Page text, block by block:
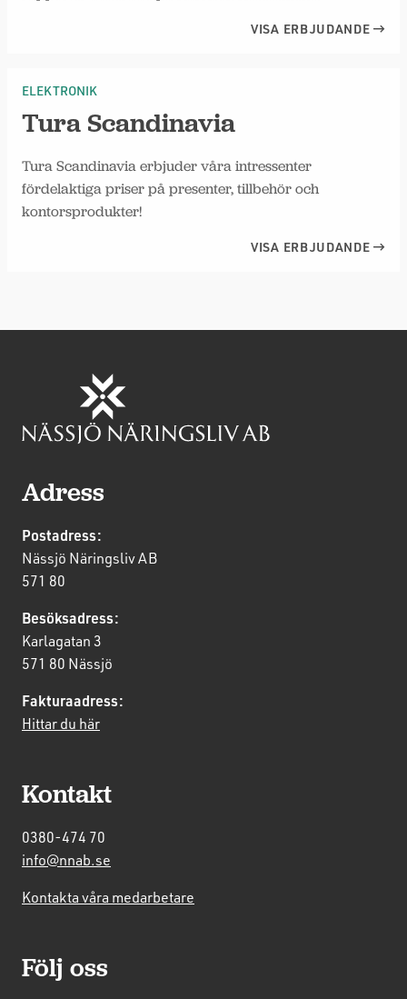
VISA ERBJUDANDE
ELEKTRONIK
Tura Scandinavia
Tura Scandinavia erbjuder våra intressenter
fördelaktiga priser på presenter, tillbehör och
kontorsprodukter!
VISA ERBJUDANDE
Adress
Postadress:
Nässjö Näringsliv AB
571 80
Besöksadress:
Karlagatan 3
571 80 Nässjö
Fakturaadress:
Hittar du här
Kontakt
0380-474 70
info@nnab.se
Kontakta våra medarbetare
Följ oss